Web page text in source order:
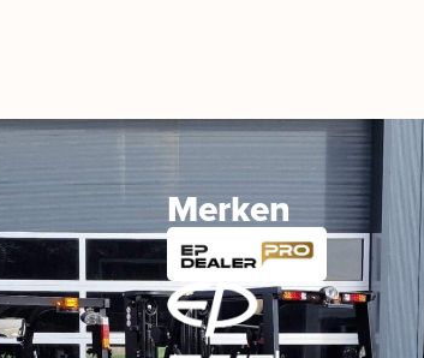
Merken